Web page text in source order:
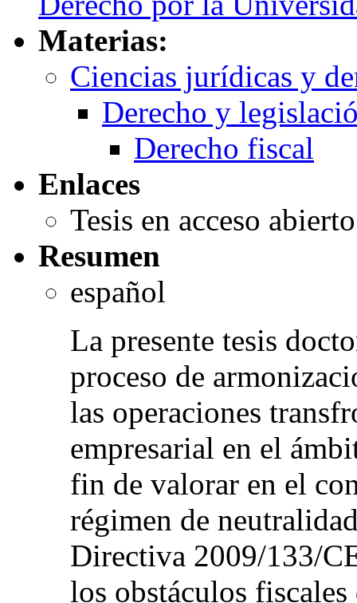
Materias:
Ciencias jurídicas y
Derecho y
Derecho fiscal
Enlaces
Tesis en acceso
Resumen
español
La presente tesis
proceso de
las operaciones
empresarial en el
fin de valorar en el
régimen de
Directiva 2009/133/
los obstáculos